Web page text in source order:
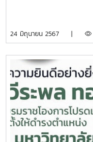
24 มิถุนายน 2567 |